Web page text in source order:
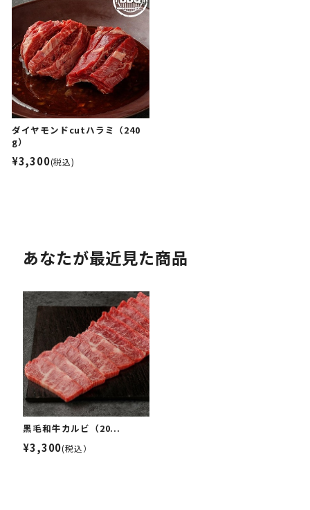
ダイヤモンドcutハラミ（240
g）
¥3,300(税込)
あなたが最近見た商品
黒毛和牛カルビ（20...
¥3,300(税込）